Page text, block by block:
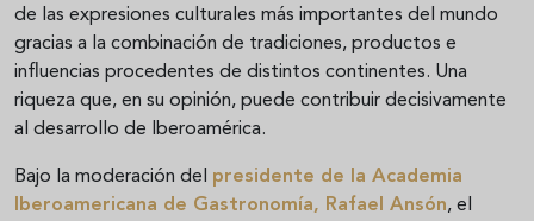
de las expresiones culturales más importantes del mundo
gracias a la combinación de tradiciones, productos e
influencias procedentes de distintos continentes. Una
riqueza que, en su opinión, puede contribuir decisivamente
al desarrollo de Iberoamérica.
Bajo la moderación del presidente de la Academia
Iberoamericana de Gastronomía, Rafael Ansón, el